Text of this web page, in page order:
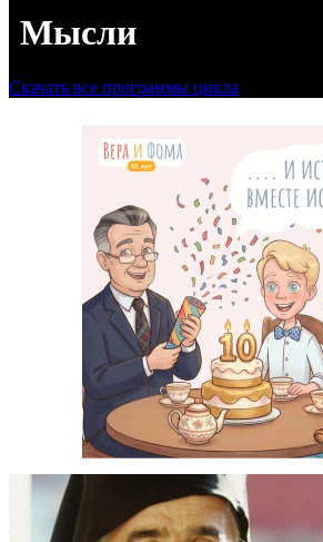
Мысли
Скачать все программы цикла